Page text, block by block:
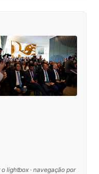
lightbox · navegação por